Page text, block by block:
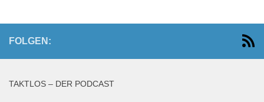
FOLGEN:
TAKTLOS – DER PODCAST